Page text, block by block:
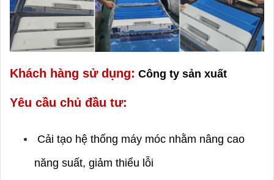
Khách hàng sử dụng: Công ty sản xuất
Yêu cầu chủ đầu tư:
Cải tạo hệ thống máy móc nhằm nâng cao
năng suất, giảm thiểu lỗi